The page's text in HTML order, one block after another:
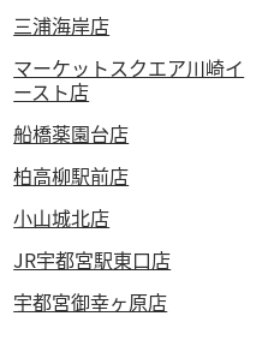
三浦海岸店
マーケットスクエア川崎イ
ースト店
船橋薬園台店
柏高柳駅前店
小山城北店
JR宇都宮駅東口店
宇都宮御幸ヶ原店